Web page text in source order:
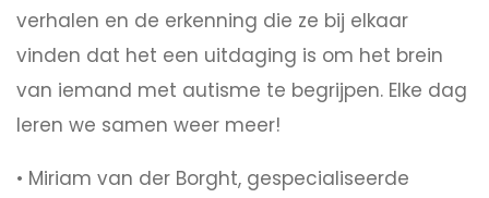
verhalen en de erkenning die ze bij elkaar
vinden dat het een uitdaging is om het brein
van iemand met autisme te begrijpen. Elke dag
leren we samen weer meer!
• Miriam van der Borght, gespecialiseerde